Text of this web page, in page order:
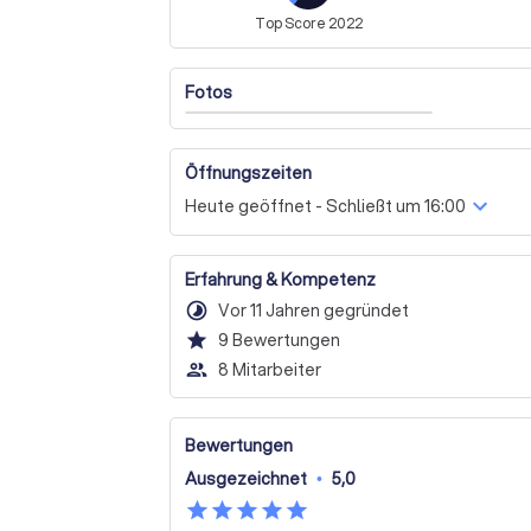
TopScore 2022
Fotos
Öffnungszeiten
Heute geöffnet - Schließt um 16:00
Erfahrung & Kompetenz
timelapse Vor 11 Jahren gegründet
star 9 Bewertungen
people_outline 8 Mitarbeiter
Bewertungen
Ausgezeichnet • 5,0